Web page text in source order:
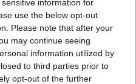
information for
use the below opt-out
Please note that after your
may continue seeing
information utilized by
to third parties prior to
opt-out of the further
amivel 13 pontra
előtt.